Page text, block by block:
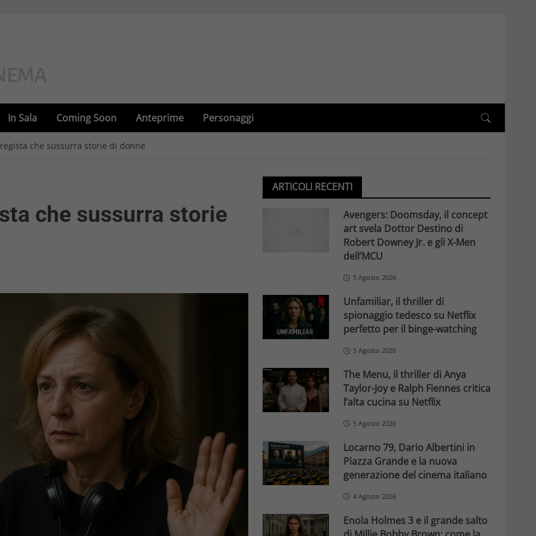
In Sala Coming Soon Anteprime Personaggi
che sussurra storie di donne
che sussurra storie
ARTICOLI RECENTI
Avengers: Doomsday, il concept
art svela Dottor Destino di
Robert Downey Jr. e gli X-Men
dell’MCU
5 Agosto 2026
Unfamiliar, il thriller di
spionaggio tedesco su Netflix
perfetto per il binge-watching
5 Agosto 2026
The Menu, il thriller di Anya
Taylor-Joy e Ralph Fiennes critica
l’alta cucina su Netflix
5 Agosto 2026
Locarno 79, Dario Albertini in
Piazza Grande e la nuova
generazione del cinema italiano
4 Agosto 2026
Enola Holmes 3 e il grande salto